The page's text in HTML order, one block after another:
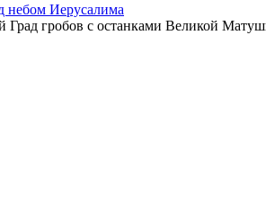
небом Иерусалима
Град гробов с останками Великой